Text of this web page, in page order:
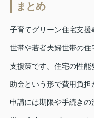
まとめ
子育てグリーン住宅支援
世帯や若者夫婦世帯の
支援策です。住宅の性
助金という形で費用負担
申請には期限や手続き